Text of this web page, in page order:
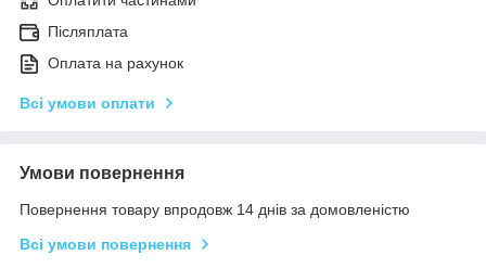
Післяплата
Оплата на рахунок
Всі умови оплати
Умови повернення
Повернення товару впродовж 14 днів за домовленістю
Всі умови повернення